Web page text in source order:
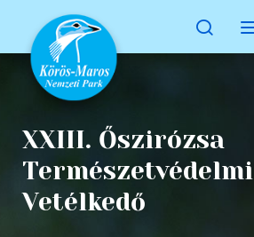
XXIII. Őszirózsa
Természetvédelmi
Vetélkedő